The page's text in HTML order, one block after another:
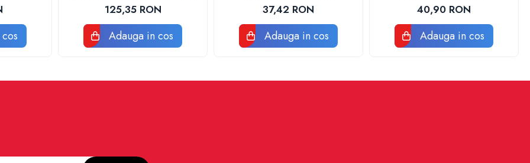
POMPA DE CALDURA - THX
125,35 RON
Adauga in cos
37,42 RON
Adauga in cos
40,90 RON
Adauga in cos